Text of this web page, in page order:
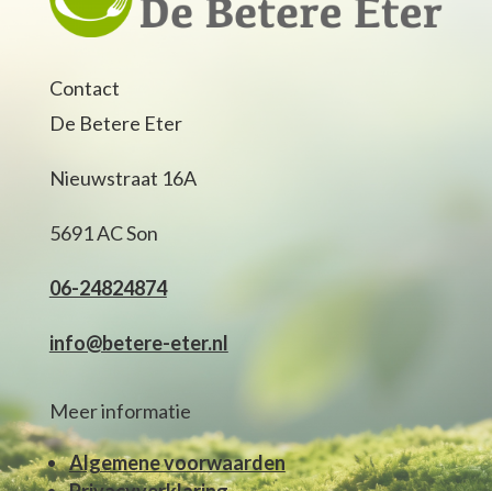
Contact
De Betere Eter
Nieuwstraat 16A
5691 AC Son
06-24824874
info@betere-eter.nl
Meer informatie
Algemene voorwaarden